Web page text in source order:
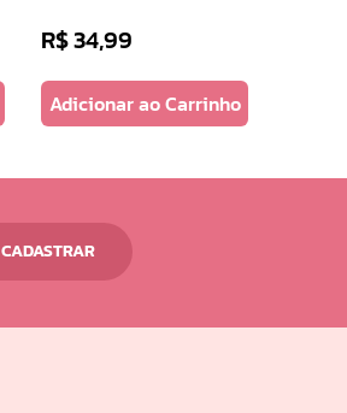
R$34,99
Adicionar ao Carrinho
CADASTRAR